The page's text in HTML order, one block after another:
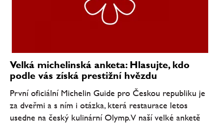
Velká michelinská anketa: Hlasujte, kdo
podle vás získá prestižní hvězdu
První oficiální Michelin Guide pro Českou republiku je
za dveřmi a s ním i otázka, která restaurace letos
usedne na český kulinární Olymp. V naší velké anketě